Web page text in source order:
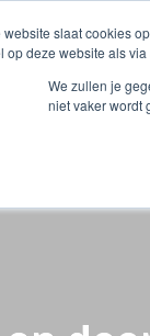
website slaat cookies
op deze website als
We zullen je
niet vaker wordt